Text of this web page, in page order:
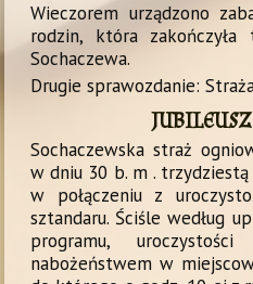
Wieczorem urządzono
rodzin, która
Sochaczewa.
Drugie sprawozdanie:
Sochaczewska straż
w dniu 30 b. m .
w połączeniu z
sztandaru. Ściśle według
programu,
nabożeństwem w